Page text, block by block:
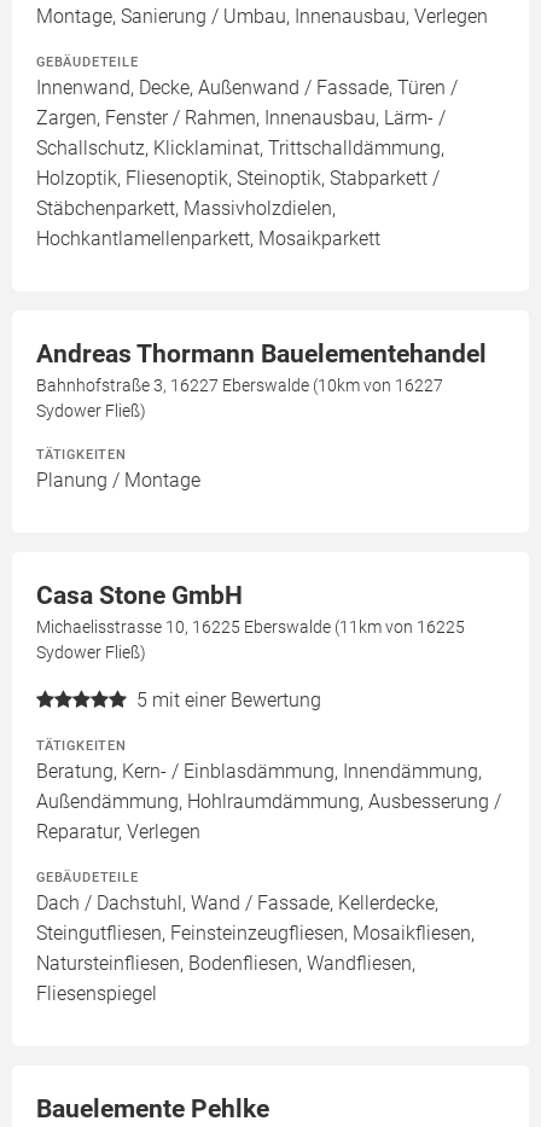
Montage, Sanierung / Umbau, Innenausbau, Verlegen
GEBÄUDETEILE
Innenwand, Decke, Außenwand / Fassade, Türen /
Zargen, Fenster / Rahmen, Innenausbau, Lärm- /
Schallschutz, Klicklaminat, Trittschalldämmung,
Holzoptik, Fliesenoptik, Steinoptik, Stabparkett /
Stäbchenparkett, Massivholzdielen,
Hochkantlamellenparkett, Mosaikparkett
Andreas Thormann Bauelementehandel
Bahnhofstraße 3, 16227 Eberswalde (10km von 16227
Sydower Fließ)
TÄTIGKEITEN
Planung / Montage
Casa Stone GmbH
Michaelisstrasse 10, 16225 Eberswalde (11km von 16225
Sydower Fließ)
5 mit einer Bewertung
TÄTIGKEITEN
Beratung, Kern- / Einblasdämmung, Innendämmung,
Außendämmung, Hohlraumdämmung, Ausbesserung /
Reparatur, Verlegen
GEBÄUDETEILE
Dach / Dachstuhl, Wand / Fassade, Kellerdecke,
Steingutfliesen, Feinsteinzeugfliesen, Mosaikfliesen,
Natursteinfliesen, Bodenfliesen, Wandfliesen,
Fliesenspiegel
Bauelemente Pehlke